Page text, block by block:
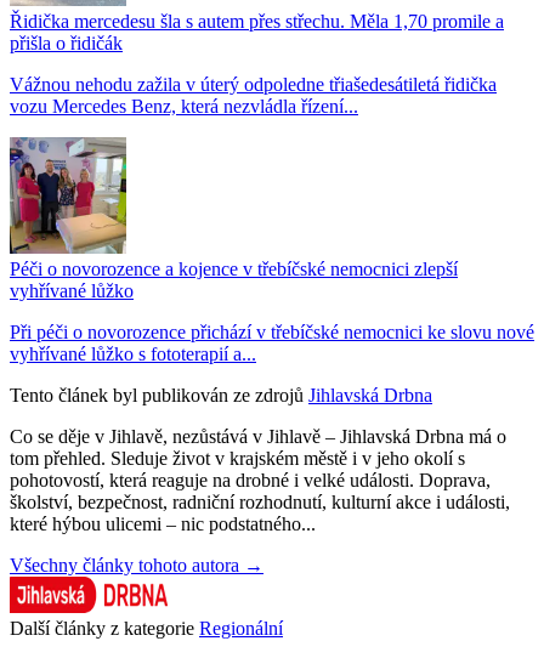
Řidička mercedesu šla s autem přes střechu. Měla 1,70 promile a
přišla o řidičák
Vážnou nehodu zažila v úterý odpoledne třiašedesátiletá řidička
vozu Mercedes Benz, která nezvládla řízení...
Péči o novorozence a kojence v třebíčské nemocnici zlepší
vyhřívané lůžko
Při péči o novorozence přichází v třebíčské nemocnici ke slovu nové
vyhřívané lůžko s fototerapií a...
Tento článek byl publikován ze zdrojů Jihlavská Drbna
Co se děje v Jihlavě, nezůstává v Jihlavě – Jihlavská Drbna má o
tom přehled. Sleduje život v krajském městě i v jeho okolí s
pohotovostí, která reaguje na drobné i velké události. Doprava,
školství, bezpečnost, radniční rozhodnutí, kulturní akce i události,
které hýbou ulicemi – nic podstatného...
Všechny články tohoto autora →
Další články z kategorie Regionální